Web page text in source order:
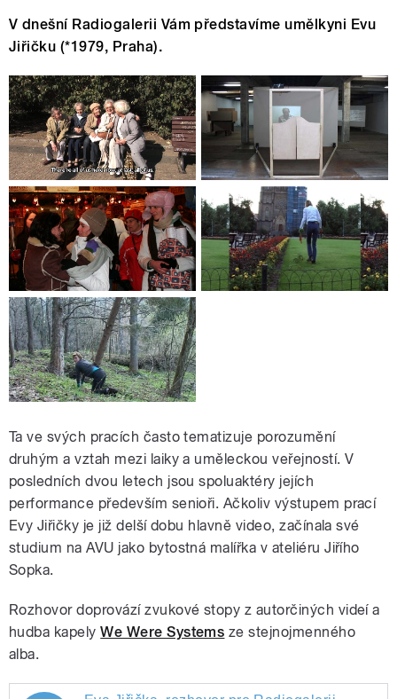
V dnešní Radiogalerii Vám představíme umělkyni Evu
Jiřičku (*1979, Praha).
Ta ve svých pracích často tematizuje porozumění
druhým a vztah mezi laiky a uměleckou veřejností. V
posledních dvou letech jsou spoluaktéry jejích
performance především senioři. Ačkoliv výstupem prací
Evy Jiřičky je již delší dobu hlavně video, začínala své
studium na AVU jako bytostná malířka v ateliéru Jiřího
Sopka.
Rozhovor doprovází zvukové stopy z autorčiných videí a
hudba kapelyWe Were Systems ze stejnojmenného
alba.